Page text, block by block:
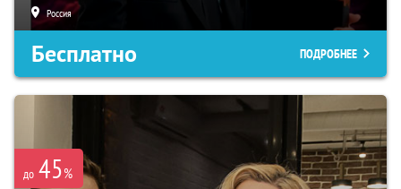
Россия
Бесплатно ПОДРОБНЕЕ
до 45%